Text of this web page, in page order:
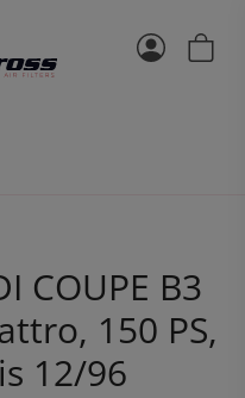
COUPE B3
150 PS,
12/96